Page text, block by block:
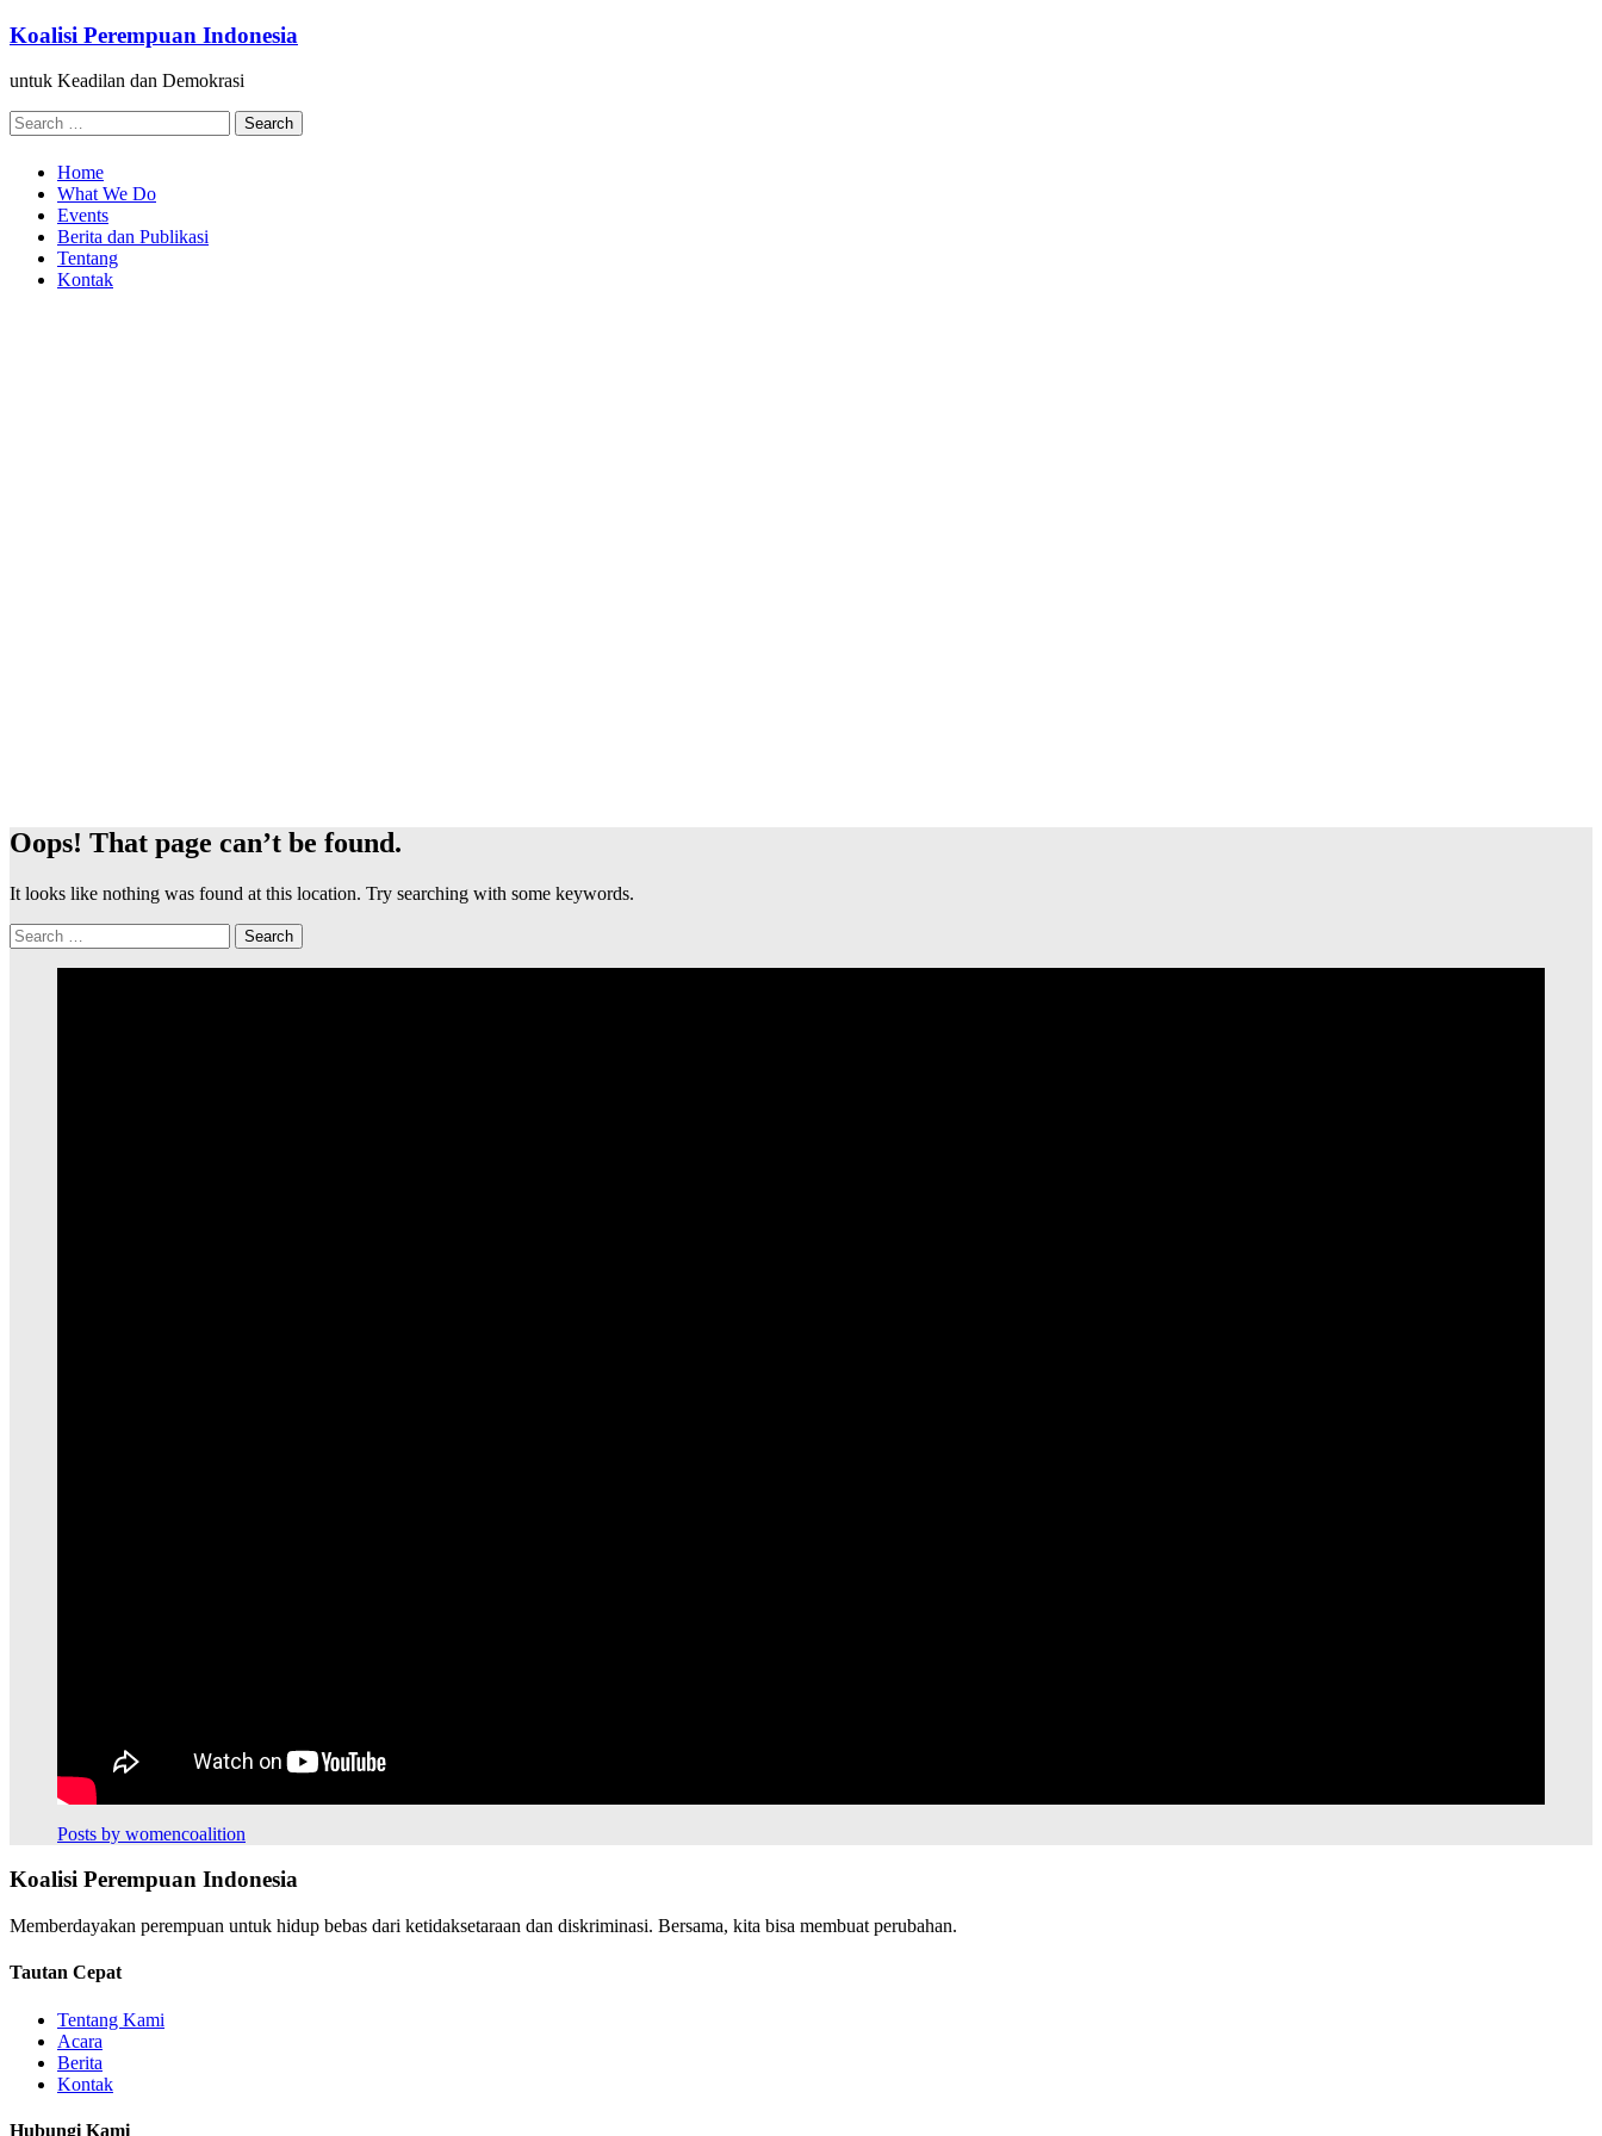
Skip
content
Koalisi Perempuan Indonesia
untuk Keadilan dan Demokrasi
Search
for:
Home
What We Do
Events
Berita dan Publikasi
Tentang
Kontak
Oops! That page can’t be found.
It looks like nothing was found at this location. Try searching with some keywords.
Search
for:
Posts by womencoalition
Koalisi Perempuan Indonesia
Memberdayakan perempuan untuk hidup bebas dari ketidaksetaraan dan diskriminasi. Bersama, kita bisa membuat perubahan.
Tautan Cepat
Tentang Kami
Acara
Berita
Kontak
Hubungi Kami